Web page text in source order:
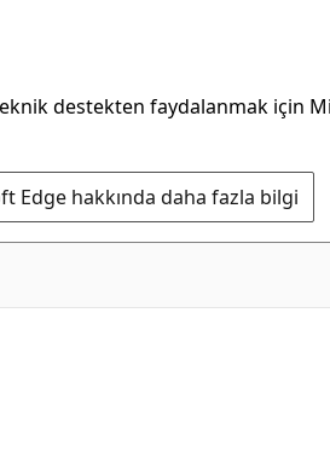
destekten faydalanmak için
Edge hakkında daha fazla bilgi